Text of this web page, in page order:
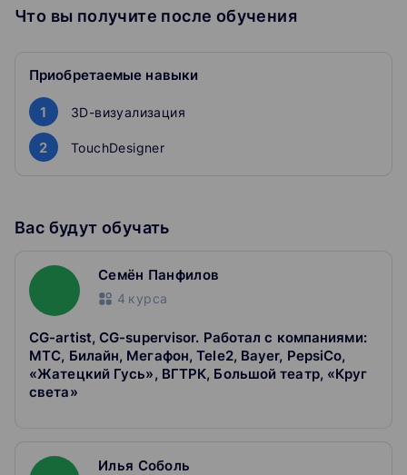
на стыке реальности и технологий, мы создали первый
в России онлайн-курс по интерактивным медиа со
Что вы получите после обучения
Приобретаемые навыки
1 3D-визуализация
2 TouchDesigner
Вас будут обучать
Семён Панфилов
4 курса
CG-artist, CG-supervisor. Работал с компаниями:
МТС, Билайн, Мегафон, Tele2, Bayer, PepsiCo,
«Жатецкий Гусь», ВГТРК, Большой театр, «Круг
света»
Илья Соболь